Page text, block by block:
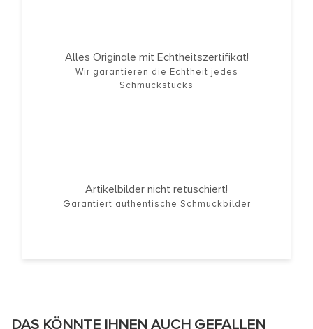
Alles Originale mit Echtheitszertifikat!
Wir garantieren die Echtheit jedes
Schmuckstücks
Artikelbilder nicht retuschiert!
Garantiert authentische Schmuckbilder
DAS KÖNNTE IHNEN AUCH GEFALLEN